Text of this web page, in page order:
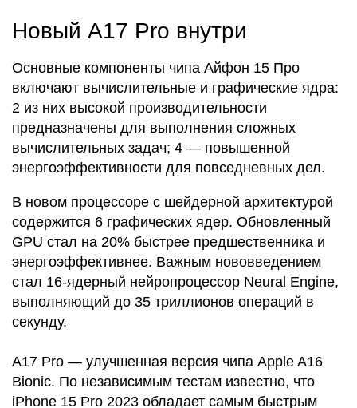
Новый A17 Pro внутри
Основные компоненты чипа Айфон 15 Про
включают вычислительные и графические ядра:
2 из них высокой производительности
предназначены для выполнения сложных
вычислительных задач; 4 — повышенной
энергоэффективности для повседневных дел.
В новом процессоре с шейдерной архитектурой
содержится 6 графических ядер. Обновленный
GPU стал на 20% быстрее предшественника и
энергоэффективнее. Важным нововведением
стал 16-ядерный нейропроцессор Neural Engine,
выполняющий до 35 триллионов операций в
секунду.
A17 Pro — улучшенная версия чипа Apple A16
Bionic. По независимым тестам известно, что
iPhone 15 Pro 2023 обладает самым быстрым